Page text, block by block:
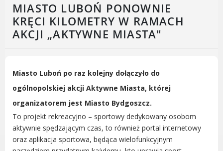
LOSiR
Serwisy mapowe
Informator Miasta Luboń
Ogłoszenia o pracę
Luboniu
RADA MIASTA LUBOŃ
Portal Mieszkańca. Aktualne informacje
MIASTO LUBOŃ PONOWNIE
KRĘCI KILOMETRY W RAMACH
AKCJI „AKTYWNE MIASTA"
Miasto Luboń po raz kolejny dołączyło do
ogólnopolskiej akcji Aktywne Miasta, której
organizatorem jest Miasto Bydgoszcz.
To projekt rekreacyjno – sportowy dedykowany osobom
aktywnie spędzającym czas, to również portal internetowy
oraz aplikacja sportowa, będąca wielofunkcyjnym